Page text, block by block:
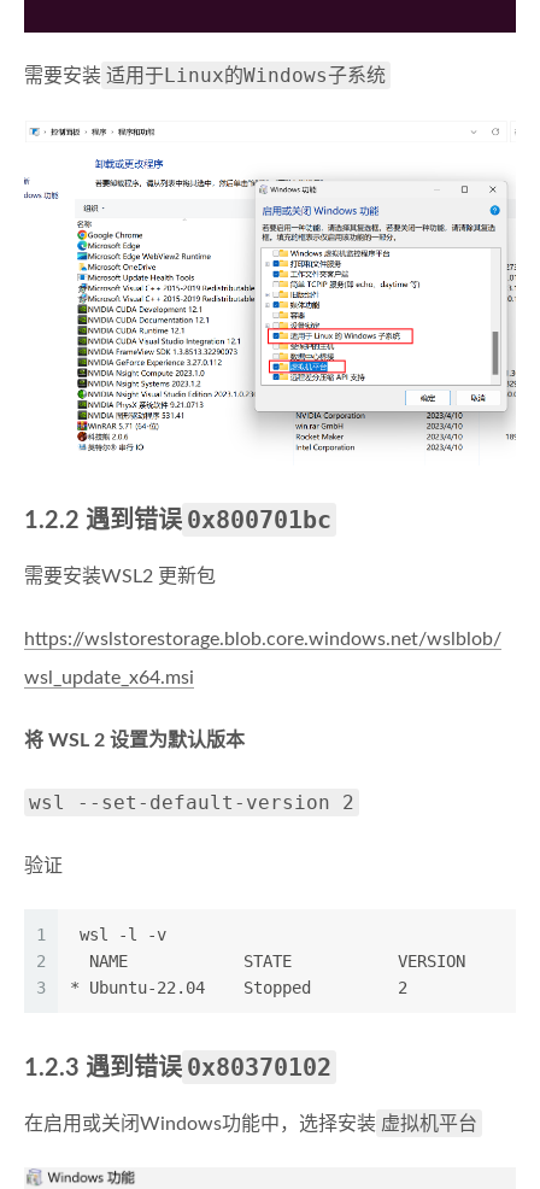
需要安装 适用于Linux的Windows子系统
1.2.2 遇到错误 0x800701bc
需要安装WSL2 更新包
https://wslstorestorage.blob.core.windows.net/wslblob/
wsl_update_x64.msi
将 WSL 2 设置为默认版本
wsl --set-default-version 2
验证
1
2
3
wsl -l -v
  NAME            STATE           VERSION
* Ubuntu-22.04    Stopped         2
1.2.3 遇到错误 0x80370102
在启用或关闭Windows功能中，选择安装 虚拟机平台